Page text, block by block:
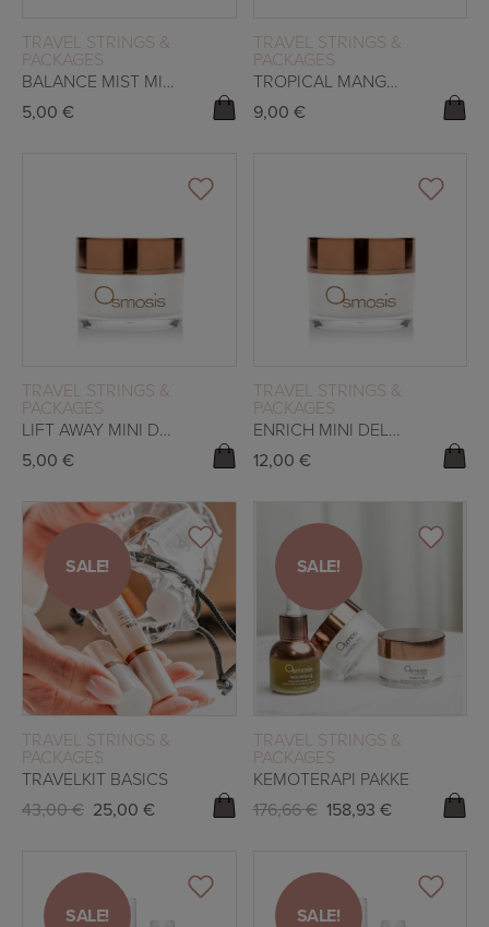
READ MORE
TRAVEL STRINGS &
PACKAGES
BALANCE MIST MINI DELUXE
5,00 €
READ MORE
TRAVEL STRINGS &
PACKAGES
TROPICAL MANGO MINI DELUXE
9,00 €
READ MORE
TRAVEL STRINGS &
PACKAGES
LIFT AWAY MINI DELUXE 5ML
5,00 €
READ MORE
TRAVEL STRINGS &
PACKAGES
ENRICH MINI DELUXE 5ML
12,00 €
SALE!
SALE!
READ MORE
TRAVEL STRINGS &
PACKAGES
TRAVELKIT BASICS
43,00€ 25,00 €
SALE!
SALE!
READ MORE
TRAVEL STRINGS &
PACKAGES
KEMOTERAPI PAKKE
176,66€ 158,93 €
SALE! SALE!